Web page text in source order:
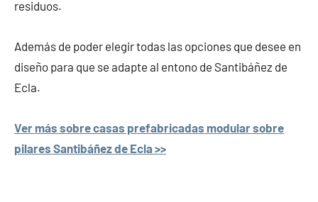
residuos.
Además de poder elegir todas las opciones que desee en
diseño para que se adapte al entono de Santibáñez de
Ecla.
Ver más sobre casas prefabricadas modular sobre
pilares Santibáñez de Ecla >>